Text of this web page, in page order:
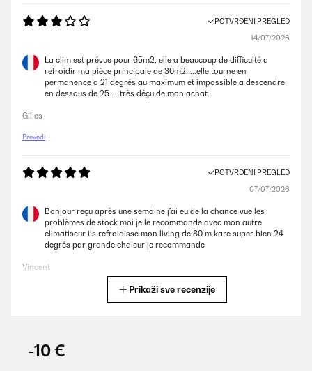
POTVRĐENI PREGLED
14/07/2026
La clim est prévue pour 65m2, elle a beaucoup de difficulté a
refroidir ma pièce principale de 30m2.....elle tourne en
permanence a 21 degrés au maximum et impossible a descendre
en dessous de 25.....très déçu de mon achat.
Gilles
Prevedi
POTVRĐENI PREGLED
07/07/2026
Bonjour reçu après une semaine j’ai eu de la chance vue les
problèmes de stock moi je le recommande avec mon autre
climatiseur ils refroidisse mon living de 80 m kare super bien 24
degrés par grande chaleur je recommande
Vincent
Prikaži sve recenzije
-10 €